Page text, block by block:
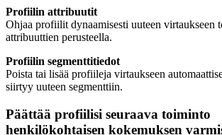
Profiilin attribuutit
Ohjaa profiilit dynaamisesti uuteen virtaukseen
attribuuttien perusteella.
Profiilin segmenttitiedot
Poista tai lisää profiileja virtaukseen
siirtyy uuteen segmenttiin.
Päättää profiilisi seuraava toiminto
henkilökohtaisen kokemuksen